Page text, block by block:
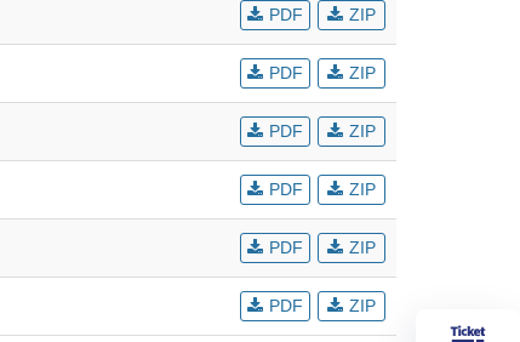
PDF ZIP
PDF ZIP
PDF ZIP
PDF ZIP
PDF ZIP
PDF ZIP